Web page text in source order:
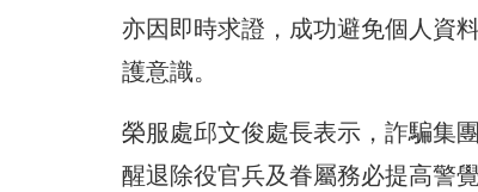
亦因即時求證，成功避免個人資
護意識。
榮服處邱文俊處長表示，詐騙集
醒退除役官兵及眷屬務必提高警